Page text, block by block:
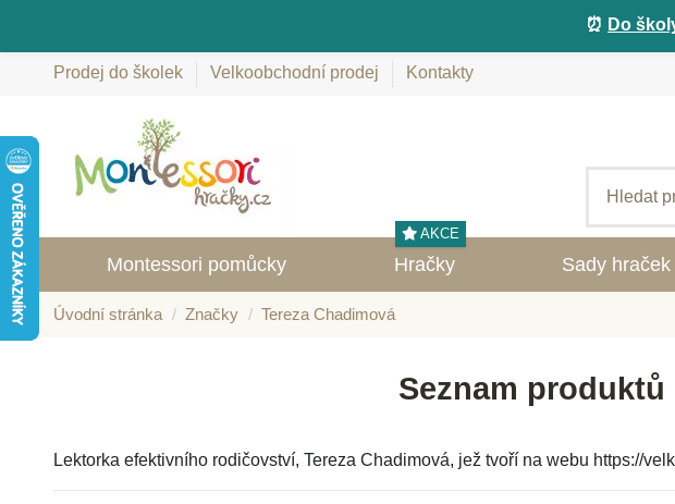
⏰ Do
Prodej do školek Velkoobchodní prodej Kontakty
Montessori pomůcky Hračky
AKCE
Sady
Úvodní stránka Značky Tereza Chadimová
Seznam produktů
Lektorka efektivního rodičovství, Tereza Chadimová, jež tvoří na webu https://